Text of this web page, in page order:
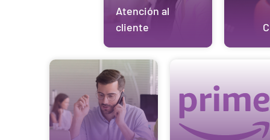
Atención al
cliente